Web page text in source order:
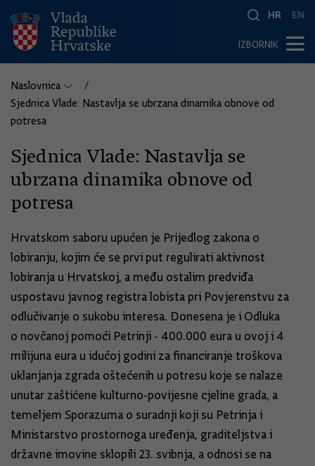
HR EN
IZBORNIK
Naslovnica
Sjednica Vlade: Nastavlja se ubrzana dinamika obnove od
potresa
Sjednica Vlade: Nastavlja se
ubrzana dinamika obnove od
potresa
Hrvatskom saboru upućen je Prijedlog zakona o
lobiranju, kojim će se prvi put regulirati aktivnost
lobiranja u Hrvatskoj, a među ostalim predviđa
uspostavu javnog registra lobista pri Povjerenstvu za
odlučivanje o sukobu interesa. Donesena je i Odluka
o novčanoj pomoći Petrinji - 400.000 eura u ovoj i 4
milijuna eura u idućoj godini za financiranje troškova
uklanjanja zgrada oštećenih u potresu koje se nalaze
unutar zaštićene kulturno-povijesne cjeline grada, a
temeljem Sporazuma o suradnji koji su Petrinja i
Ministarstvo prostornoga uređenja, graditeljstva i
državne imovine sklopili 23. svibnja, a odnosi se na